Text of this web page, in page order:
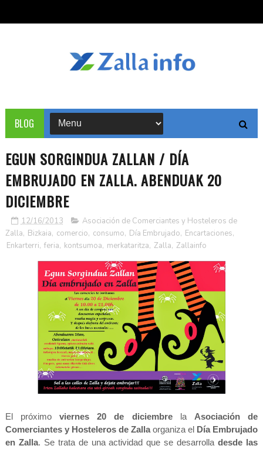
BLOG
EGUN SORGINDUA ZALLAN / DÍA
EMBRUJADO EN ZALLA. ABENDUAK 20
DICIEMBRE
12/16/2013
Asociación de Comerciantes y Hosteleros de
Zalla, Bizkaia, comercio, consumo, Día Embrujado, Encartaciones,
Enkarterri, feria, kontsumoa, merkataritza, Zalla, Zallainfo
El próximo viernes 20 de diciembrela Asociación de
Comerciantes y Hosteleros de Zallaorganiza el Día Embrujado
en Zalla. Se trata de una actividad que se desarrolladesde las